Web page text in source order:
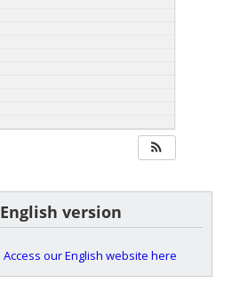
English version
Access our English website here